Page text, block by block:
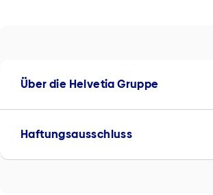
Über die Helvetia Gruppe
Haftungsausschluss